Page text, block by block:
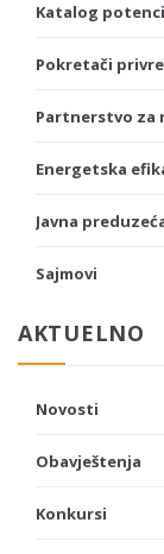
Katalog
Pokretači
Partnerstvo za
Energetska
Javna
Sajmovi
AKTUELNO
Novosti
Obavještenja
Konkursi